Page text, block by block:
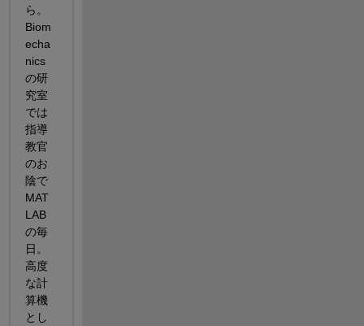
ら。
Biom
echa
nics
の研
究室
では
指導
教官
のお
陰で
MAT
LAB
の毎
日。
高度
な計
算機
とし